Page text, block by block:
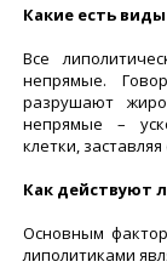
Какие есть
Все
непрямые.
разрушают
непрямые –
клетки,
Как действуют
Основным
липолитиками